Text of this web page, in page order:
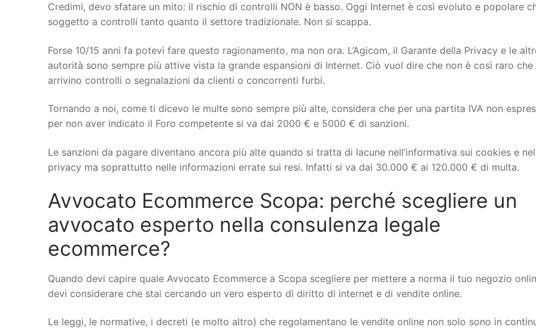
Credimi, devo sfatare un mito: il rischio di controlli NON è basso. Oggi Internet è così evoluto e popolare
soggetto a controlli tanto quanto il settore tradizionale. Non si scappa.
Forse 10/15 anni fa potevi fare questo ragionamento, ma non ora. L’Agicom, il Garante della Privacy e le
autorità sono sempre più attive vista la grande espansioni di Internet. Ciò vuol dire che non è così raro che
arrivino controlli o segnalazioni da clienti o concorrenti furbi.
Tornando a noi, come ti dicevo le multe sono sempre più alte, considera che per una partita IVA non
per non aver indicato il Foro competente si va dai 2000 € e 5000 € di sanzioni.
Le sanzioni da pagare diventano ancora più alte quando si tratta di lacune nell’informativa sui cookies e
privacy ma soprattutto nelle informazioni errate sui resi. Infatti si va dai 30.000 € ai 120.000 € di multa.
Avvocato Ecommerce Scopa: perché scegliere un
avvocato esperto nella consulenza legale
ecommerce?
Quando devi capire quale Avvocato Ecommerce a Scopa scegliere per mettere a norma il tuo negozio
devi considerare che stai cercando un vero esperto di diritto di internet e di vendite online.
Le leggi, le normative, i decreti (e molto altro) che regolamentano le vendite online non solo sono in